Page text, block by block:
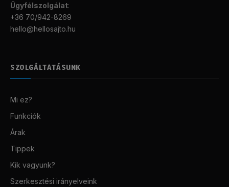
Ügyfélszolgálat:
+36 70/942-8269
hello@hellosajto.hu
SZOLGÁLTATÁSUNK
Mi ez?
Funkciók
Árak
Tippek
Kik vagyunk?
Szerkesztési irányelveink